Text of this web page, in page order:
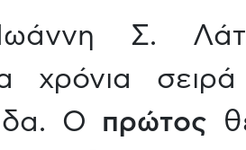
Σ.
χρόνια
Ο πρώτος